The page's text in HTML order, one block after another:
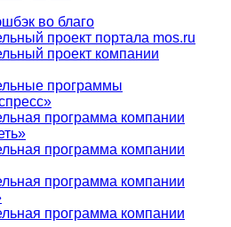
во благо
проект портала mos.ru
проект компании
программы
программа компании
программа компании
программа компании
программа компании